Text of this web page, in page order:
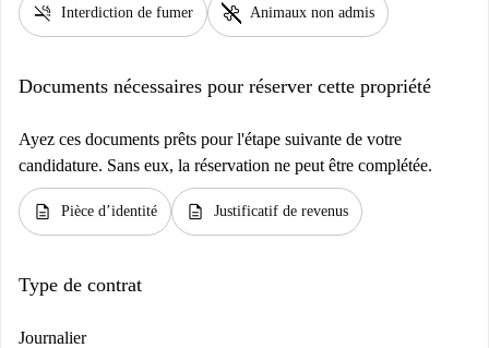
smoke_free Interdiction de fumer pet_supplies Animaux non admis
Documents nécessaires pour réserver cette propriété
Ayez ces documents prêts pour l'étape suivante de votre
candidature. Sans eux, la réservation ne peut être complétée.
description Pièce d’identité description Justificatif de revenus
Type de contrat
Journalier